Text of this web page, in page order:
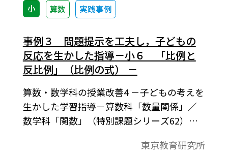
には，生徒どうしで意見交換をしたり，議
論したりし て自分の考えをより妥当なもの
にしていく学習場面を設けることが有効で
す。
小 算数 実践事例
事例３ 問題提示を工夫し，子どもの
反応を生かした指導－小６ 「比例と
反比例」（比例の式） －
算数・数学科の授業改善4 －子どもの考えを
生かした学習指導－算数科「数量関係」／
数学科「関数」（特別課題シリーズ62）
入問題の工夫として、次の2点を取り上げ
東京教育研究所